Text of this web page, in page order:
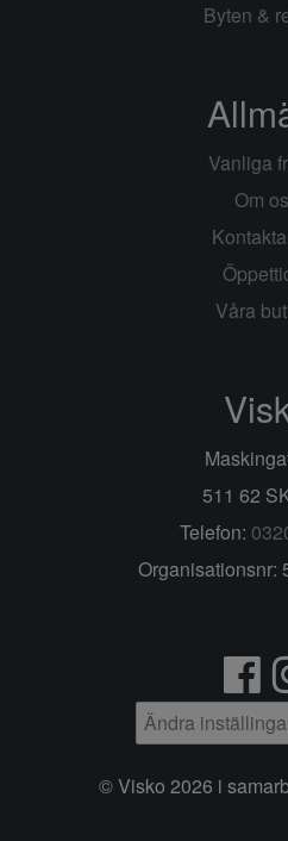
Byten &
Vanliga
Om
Våra
511 62
Telefon:
Organisationsnr:
Ändra
© Visko 2026 i